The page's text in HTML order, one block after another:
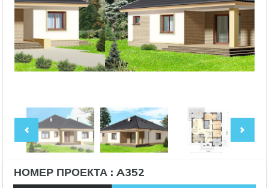
НОМЕР ПРОЕКТА : A352